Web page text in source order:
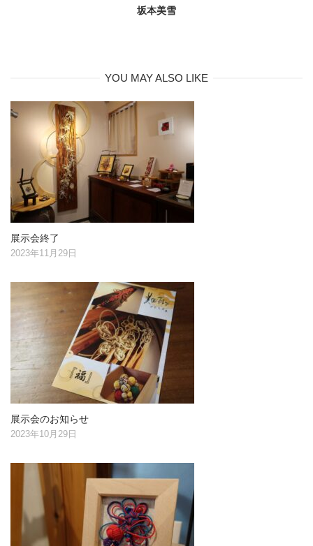
坂本美雪
YOU MAY ALSO LIKE
展示会終了
2023年11月29日
展示会のお知らせ
2023年10月29日